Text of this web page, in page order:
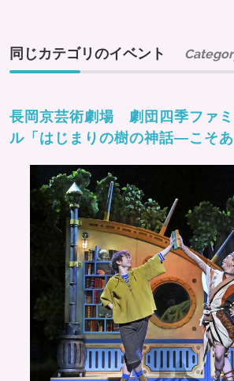
同じカテゴリのイベント
長岡京芸術劇場 劇団四季ファ
ル「はじまりの樹の神話―こそ